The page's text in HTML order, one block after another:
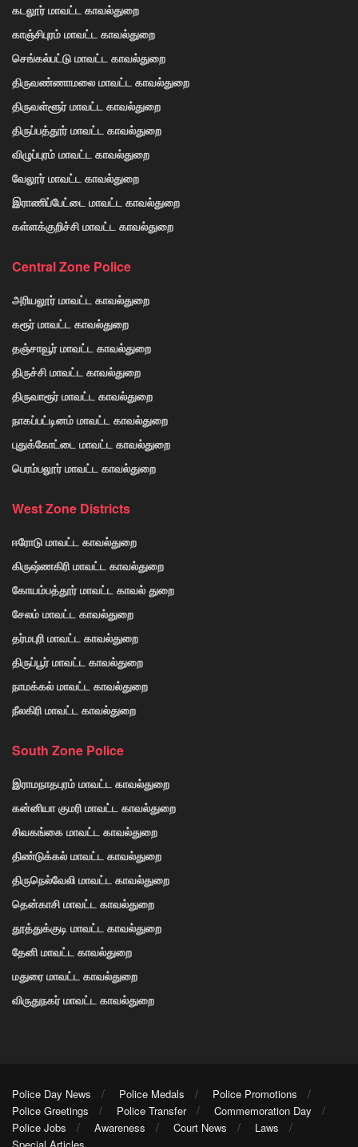
கடலூர் மாவட்ட காவல்துறை
காஞ்சிபுரம் மாவட்ட காவல்துறை
செங்கல்பட்டு மாவட்ட காவல்துறை
திருவண்ணாமலை மாவட்ட காவல்துறை
திருவள்ளூர் மாவட்ட காவல்துறை
திருப்பத்தூர் மாவட்ட காவல்துறை
விழுப்புரம் மாவட்ட காவல்துறை
வேலூர் மாவட்ட காவல்துறை
இராணிப்பேட்டை மாவட்ட காவல்துறை
கள்ளக்குறிச்சி மாவட்ட காவல்துறை
Central Zone Police
அரியலூர் மாவட்ட காவல்துறை
கரூர் மாவட்ட காவல்துறை
தஞ்சாவூர் மாவட்ட காவல்துறை
திருச்சி மாவட்ட காவல்துறை
திருவாரூர் மாவட்ட காவல்துறை
நாகப்பட்டினம் மாவட்ட காவல்துறை
புதுக்கோட்டை மாவட்ட காவல்துறை
பெரம்பலூர் மாவட்ட காவல்துறை
West Zone Districts
ஈரோடு மாவட்ட காவல்துறை
கிருஷ்ணகிரி மாவட்ட காவல்துறை
கோயம்பத்தூர் மாவட்ட காவல் துறை
சேலம் மாவட்ட காவல்துறை
தர்மபுரி மாவட்ட காவல்துறை
திருப்பூர் மாவட்ட காவல்துறை
நாமக்கல் மாவட்ட காவல்துறை
நீலகிரி மாவட்ட காவல்துறை
South Zone Police
இராமநாதபுரம் மாவட்ட காவல்துறை
கன்னியா குமரி மாவட்ட காவல்துறை
சிவகங்கை மாவட்ட காவல்துறை
திண்டுக்கல் மாவட்ட காவல்துறை
திருநெல்வேலி மாவட்ட காவல்துறை
தென்காசி மாவட்ட காவல்துறை
தூத்துக்குடி மாவட்ட காவல்துறை
தேனி மாவட்ட காவல்துறை
மதுரை மாவட்ட காவல்துறை
விருதுநகர் மாவட்ட காவல்துறை
Police Day News Police Medals
Police Promotions
Police Greetings
Police Transfer
Commemoration Day
Police Jobs
Awareness Court News
Laws